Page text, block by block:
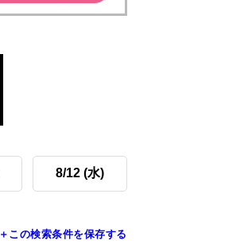
8/12 (水)
＋この検索条件を保存する